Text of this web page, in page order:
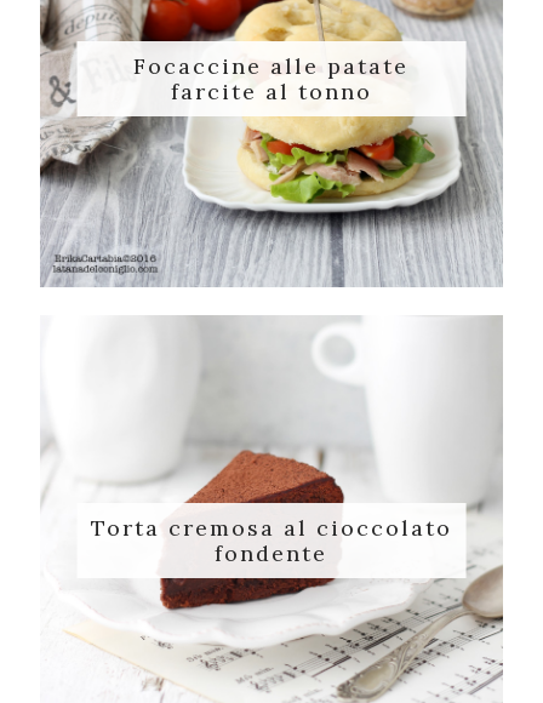
Focaccine alle patate
farcite al tonno
Torta cremosa al cioccolato
fondente